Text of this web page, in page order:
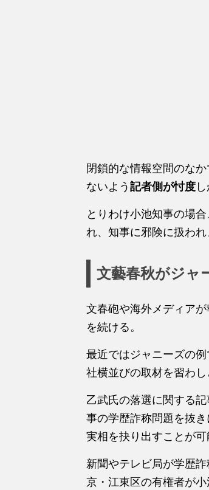
閉鎖的な情報空間のな
ないよう 記者側が忖度
とりわけ小池知事の場合
れ、知事に邪険に扱わ
文藝春秋がジャ
文春砲や海外メディア
を続ける。
最近ではジャニーズの
社横並びの取材を習わ
乙武氏の落選に関する
事の学歴詐称問題を抜
実相を抉り出すことが可
新聞やテレビ局が学歴
京・江東区の有権者が